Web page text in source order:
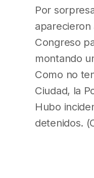
Por
aparecieron
Congreso
montando
Como no
Ciudad, la
Hubo
detenidos.